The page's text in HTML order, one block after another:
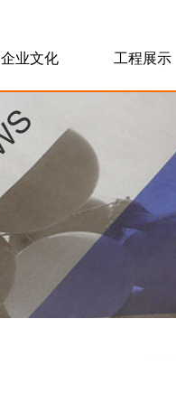
企业文化 工程展示